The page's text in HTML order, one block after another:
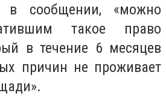
в сообщении, «можно
такое право
в течение 6 месяцев
причин не проживает